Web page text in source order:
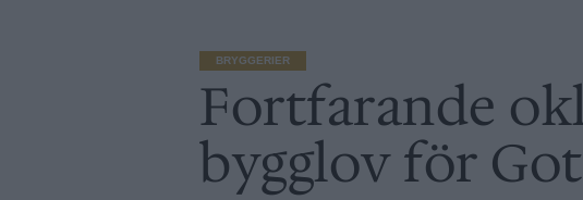
BRYGGERIER
Fortfarande
bygglov för